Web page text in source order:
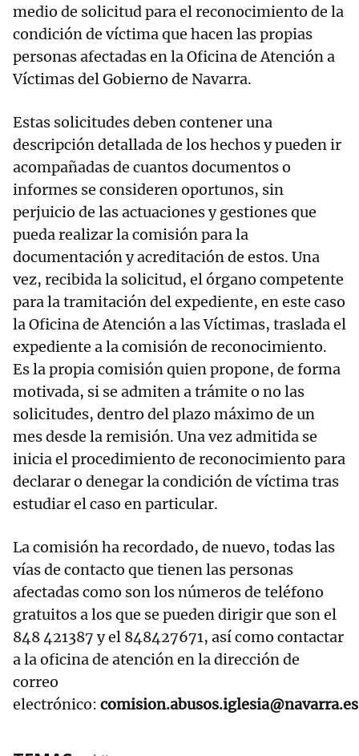
medio de solicitud para el reconocimiento de la
condición de víctima que hacen las propias
personas afectadas en la Oficina de Atención a
Víctimas del Gobierno de Navarra.
Estas solicitudes deben contener una
descripción detallada de los hechos y pueden ir
acompañadas de cuantos documentos o
informes se consideren oportunos, sin
perjuicio de las actuaciones y gestiones que
pueda realizar la comisión para la
documentación y acreditación de estos. Una
vez, recibida la solicitud, el órgano competente
para la tramitación del expediente, en este caso
la Oficina de Atención a las Víctimas, traslada el
expediente a la comisión de reconocimiento.
Es la propia comisión quien propone, de forma
motivada, si se admiten a trámite o no las
solicitudes, dentro del plazo máximo de un
mes desde la remisión. Una vez admitida se
inicia el procedimiento de reconocimiento para
declarar o denegar la condición de víctima tras
estudiar el caso en particular.
La comisión ha recordado, de nuevo, todas las
vías de contacto que tienen las personas
afectadas como son los números de teléfono
gratuitos a los que se pueden dirigir que son el
848 421387 y el 848427671, así como contactar
a la oficina de atención en la dirección de
correo
electrónico: